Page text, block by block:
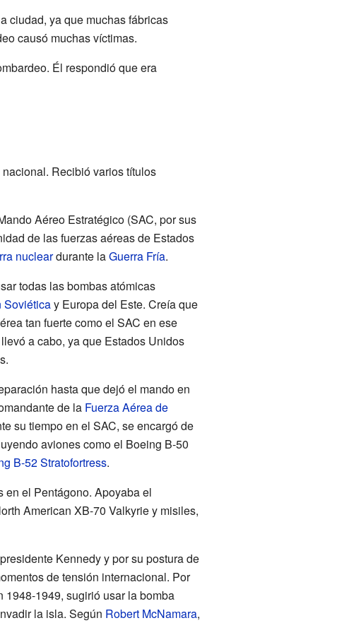
ciudad, ya que muchas fábricas
causó muchas víctimas.
Él respondió que era
Recibió varios títulos
Aéreo Estratégico (SAC, por sus
de las fuerzas aéreas de Estados
nucleardurante laGuerra Fría.
todas las bombas atómicas
Soviéticay Europa del Este. Creía que
tan fuerte como el SAC en ese
a cabo, ya que Estados Unidos
hasta que dejó el mando en
de la Fuerza Aérea de
su tiempo en el SAC, se encargó de
aviones como el Boeing B-50
B-52 Stratofortress.
en el Pentágono. Apoyaba el
American XB-70 Valkyrie y misiles,
Kennedy y por su postura de
de tensión internacional. Por
1948-1949, sugirió usar la bomba
la isla. Según Robert McNamara,